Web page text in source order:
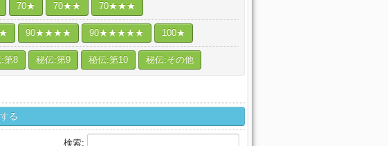
70★ 70★★ 70★★★
90★★★★ 90★★★★★ 100★
第8 秘伝:第9 秘伝:第10 秘伝:その他
る
検索: